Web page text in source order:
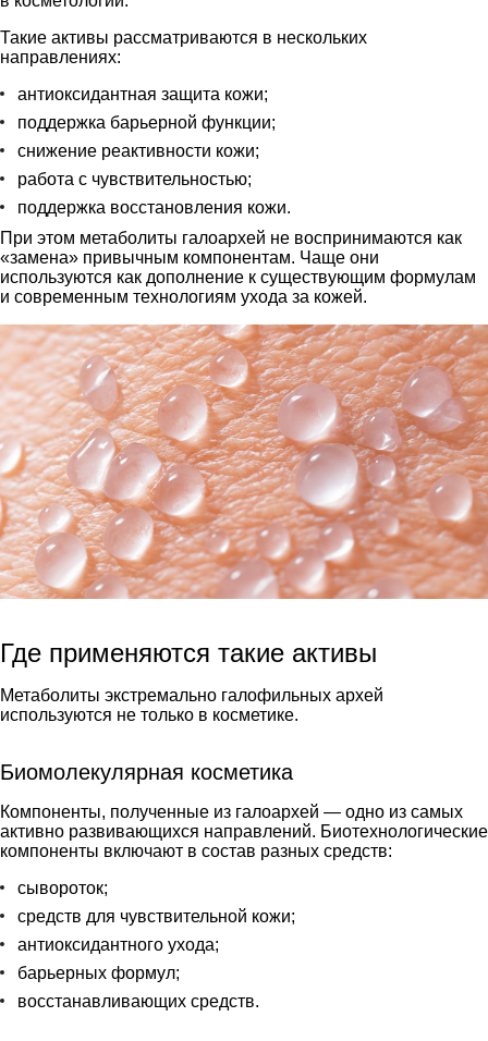
Такие активы рассматриваются в нескольких
направлениях:
антиоксидантная защита кожи;
поддержка барьерной функции;
снижение реактивности кожи;
работа с чувствительностью;
поддержка восстановления кожи.
При этом метаболиты галоархей не воспринимаются как
«замена» привычным компонентам. Чаще они
используются как дополнение к существующим формулам
и современным технологиям ухода за кожей.
Где применяются такие активы
Метаболиты экстремально галофильных архей
используются не только в косметике.
Биомолекулярная косметика
Компоненты, полученные из галоархей — одно из самых
активно развивающихся направлений. Биотехнологические
компоненты включают в состав разных средств:
сывороток;
средств для чувствительной кожи;
антиоксидантного ухода;
барьерных формул;
восстанавливающих средств.